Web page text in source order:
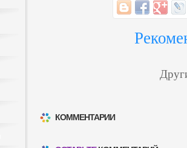
КОММЕНТАРИИ